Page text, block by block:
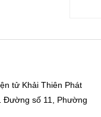
tử Khải Thiên Phát
Đường số 11, Phường